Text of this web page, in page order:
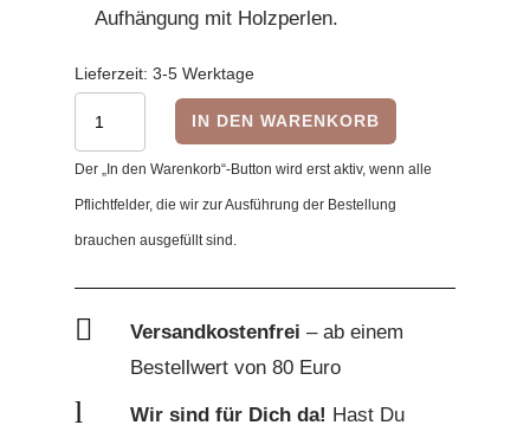
Aufhängung mit Holzperlen.
Lieferzeit: 3-5 Werktage
Holzschild
mit
Hasen-
Motiv
&
Schmetterling
IN DEN WARENKORB
Der „In den Warenkorb“-Button wird erst aktiv, wenn alle
Pflichtfelder, die wir zur Ausführung der Bestellung
brauchen ausgefüllt sind.
 Versandkostenfrei – ab einem
Bestellwert von 80 Euro
l Wir sind für Dich da! Hast Du